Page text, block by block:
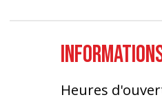
Heures